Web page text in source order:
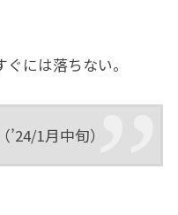
には落ちない。
1月中旬）